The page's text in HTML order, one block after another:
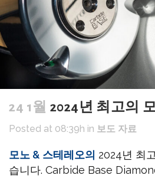
24 1월 2024년 최고의
Posted at 08:39h in 보도 자료
모노 & 스테레오의 2024년 최
습니다. Carbide Base